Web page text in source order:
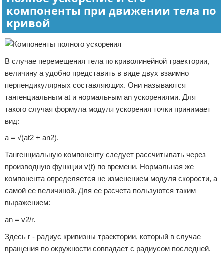
компоненты при движении тела по
кривой
В случае перемещения тела по криволинейной траектории,
величину a удобно представить в виде двух взаимно
перпендикулярных составляющих. Они называются
тангенциальным at и нормальным an ускорениями. Для
такого случая формула модуля ускорения точки принимает
вид:
a = √(at2 + an2).
Тангенциальную компоненту следует рассчитывать через
производную функции v(t) по времени. Нормальная же
компонента определяется не изменением модуля скорости, а
самой ее величиной. Для ее расчета пользуются таким
выражением:
an = v2/r.
Здесь r - радиус кривизны траектории, который в случае
вращения по окружности совпадает с радиусом последней.